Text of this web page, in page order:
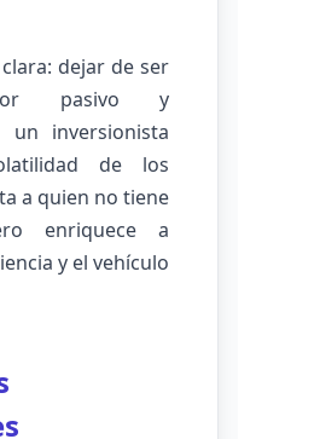
dejar de ser
pasivo y
un inversionista
de los
a quien no tiene
enriquece a
y el vehículo